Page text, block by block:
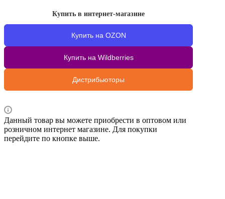
Купить в интернет-магазине
Купить на OZON
Купить на Wildberries
Дистрибьюторы
Данный товар вы можете приобрести в оптовом или
розничном интернет магазине. Для покупки
перейдите по кнопке выше.